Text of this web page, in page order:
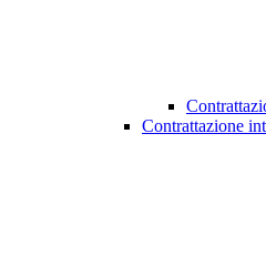
Contrattazione